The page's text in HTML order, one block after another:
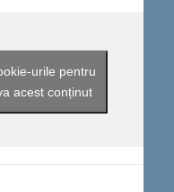
urile pentru
acest conținut